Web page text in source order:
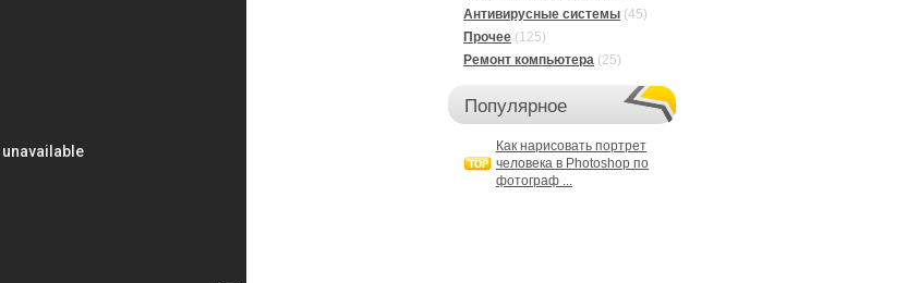
Антивирусные системы (45)
Прочее (125)
Ремонт компьютера (25)
Популярное
Как нарисовать портрет
человека в Photoshop по
фотограф ...